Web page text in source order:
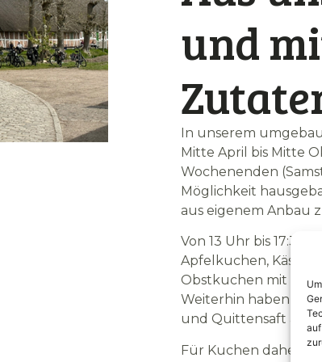
und
In unserem
Mitte April bis Mitte
Wochenenden
Möglichkeit
aus eigenem Anbau
Von 13 Uhr bis 17:30
Apfelkuchen,
Obstkuchen mit
Weiterhin haben wir
und Quittensaft aus
Für Kuchen daheim